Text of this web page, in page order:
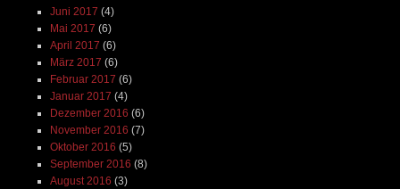
Juni 2017 (4)
Mai 2017 (6)
April 2017 (6)
März 2017 (6)
Februar 2017 (6)
Januar 2017 (4)
Dezember 2016 (6)
November 2016 (7)
Oktober 2016 (5)
September 2016 (8)
August 2016 (3)